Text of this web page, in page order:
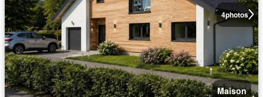
4photos
Maison